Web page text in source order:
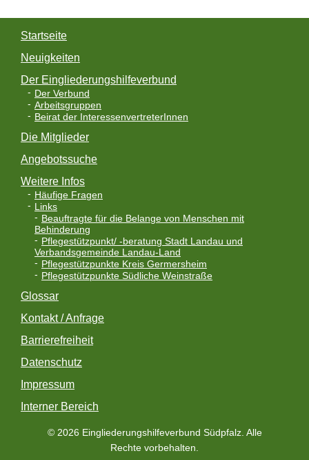
o
Startseite
Neuigkeiten
Der Eingliederungshilfeverbund
Der Verbund
Arbeitsgruppen
Beirat der InteressenvertreterInnen
Die Mitglieder
Angebotssuche
Weitere Infos
Häufige Fragen
Links
Beauftragte für die Belange von Menschen mit
Behinderung
Pflegestützpunkt/ -beratung Stadt Landau und
Verbandsgemeinde Landau-Land
Pflegestützpunkte Kreis Germersheim
Pflegestützpunkte Südliche Weinstraße
Glossar
Kontakt / Anfrage
Barrierefreiheit
Datenschutz
Impressum
Interner Bereich
© 2026 Eingliederungshilfeverbund Südpfalz. Alle
Rechte vorbehalten.